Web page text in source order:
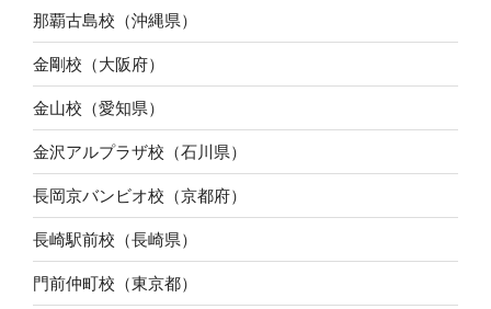
那覇古島校（沖縄県）
金剛校（大阪府）
金山校（愛知県）
金沢アルプラザ校（石川県）
長岡京バンビオ校（京都府）
長崎駅前校（長崎県）
門前仲町校（東京都）